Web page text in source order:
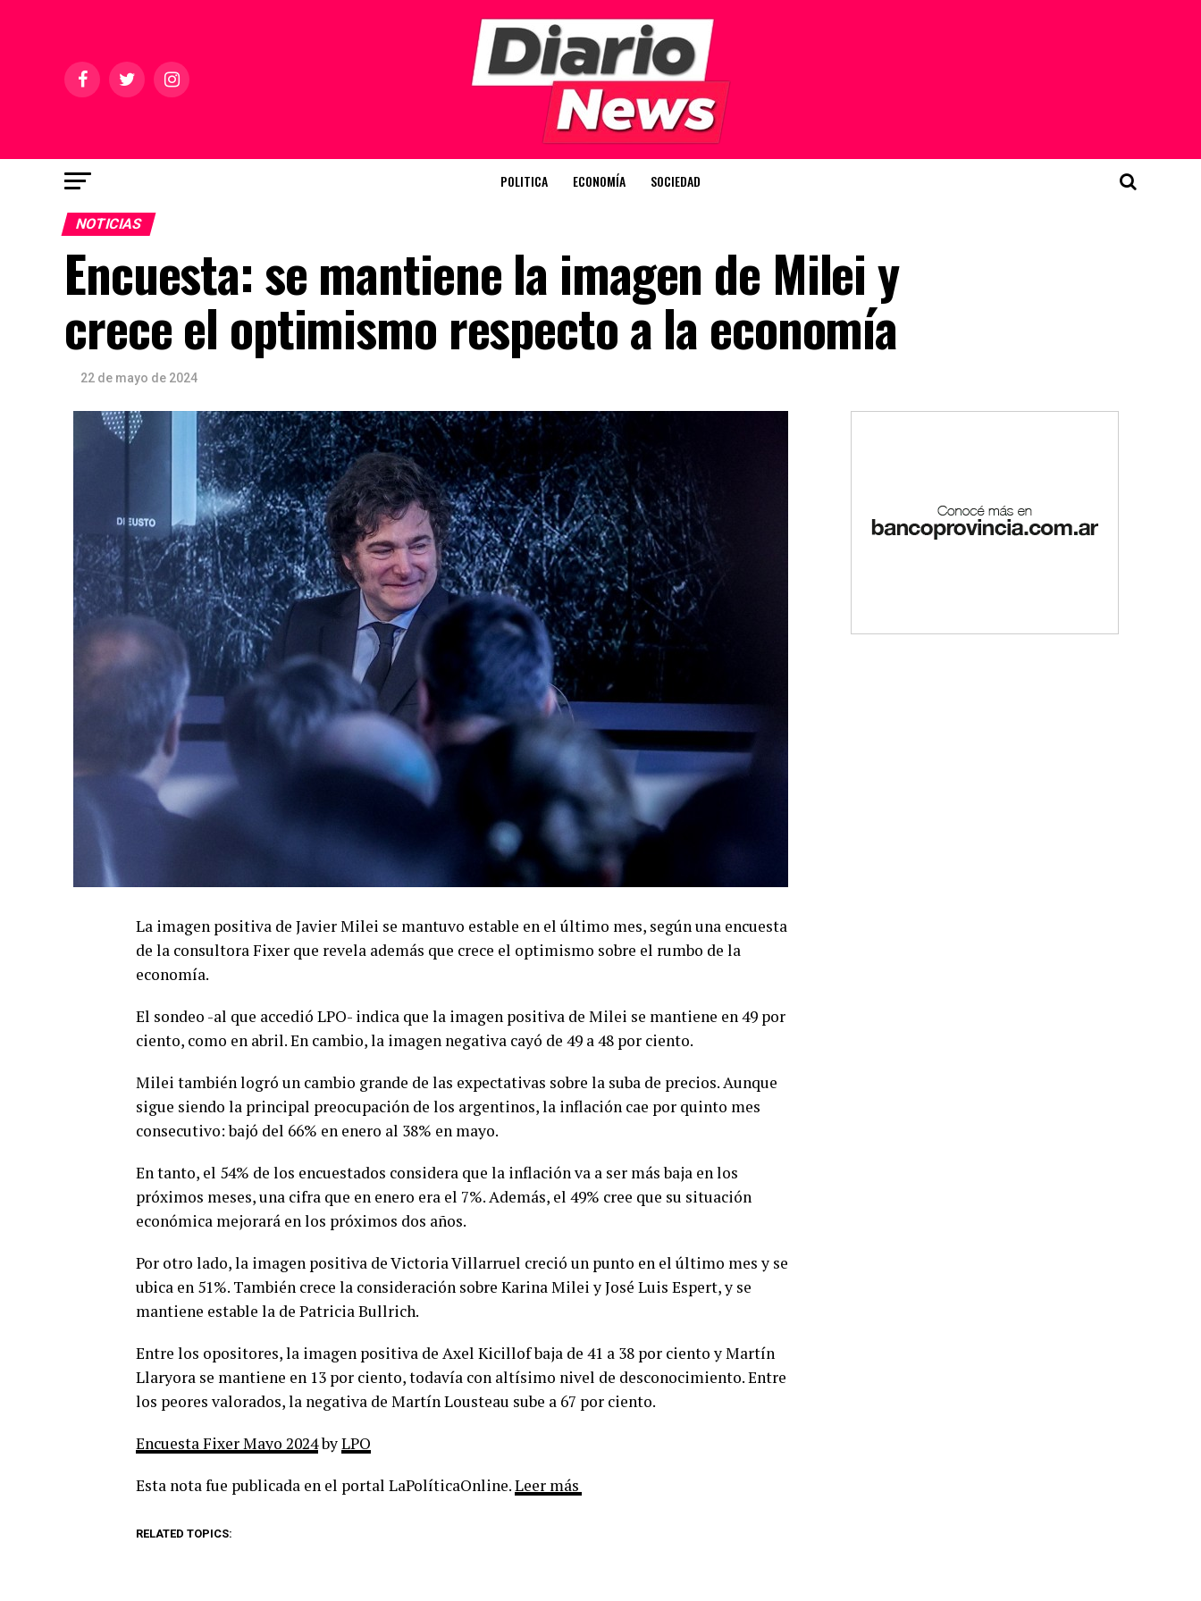
POLITICA ECONOMÍA SOCIEDAD
NOTICIAS
Encuesta: se mantiene la imagen de Milei y
crece el optimismo respecto a la economía
22 de mayo de 2024
La imagen positiva de Javier Milei se mantuvo estable en el último mes, según una encuesta
de la consultora Fixer que revela además que crece el optimismo sobre el rumbo de la
economía.
El sondeo -al que accedió LPO- indica que la imagen positiva de Milei se mantiene en 49 por
ciento, como en abril. En cambio, la imagen negativa cayó de 49 a 48 por ciento.
Milei también logró un cambio grande de las expectativas sobre la suba de precios. Aunque
sigue siendo la principal preocupación de los argentinos, la inflación cae por quinto mes
consecutivo: bajó del 66% en enero al 38% en mayo.
En tanto, el 54% de los encuestados considera que la inflación va a ser más baja en los
próximos meses, una cifra que en enero era el 7%. Además, el 49% cree que su situación
económica mejorará en los próximos dos años.
Por otro lado, la imagen positiva de Victoria Villarruel creció un punto en el último mes y se
ubica en 51%. También crece la consideración sobre Karina Milei y José Luis Espert, y se
mantiene estable la de Patricia Bullrich.
Entre los opositores, la imagen positiva de Axel Kicillof baja de 41 a 38 por ciento y Martín
Llaryora se mantiene en 13 por ciento, todavía con altísimo nivel de desconocimiento. Entre
los peores valorados, la negativa de Martín Lousteau sube a 67 por ciento.
Encuesta Fixer Mayo 2024byLPO
Esta nota fue publicada en el portal LaPolíticaOnline.Leer más
RELATED TOPICS: